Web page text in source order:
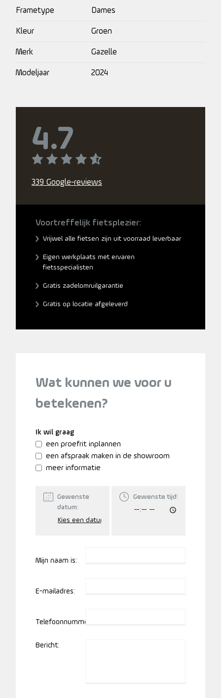
Frametype Dames
Kleur Groen
Merk Gazelle
Modeljaar 2024
4.7
339 Google-reviews
Voortreffelijk fietsplezier:
Vrijwel alle fietsen zijn uit voorraad leverbaar
Eigen werkplaats met ervaren
fietsspecialisten
Gratis zadelomruilgarantie
Gratis op locatie afgeleverd
Wat kunnen we voor u
betekenen?
Ik wil graag
een proefrit inplannen
een afspraak maken in de showroom
meer informatie
Gewenste
datum:
Gewenste tijd:
Mijn naam is:
E-mailadres:
Telefoonnummer:
Bericht: